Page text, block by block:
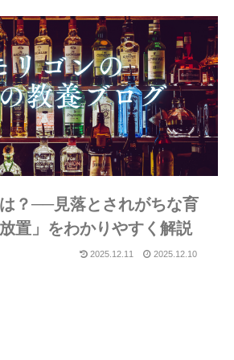
？──見落とされがちな育
置」をわかりやすく解説
2025.12.11 2025.12.10